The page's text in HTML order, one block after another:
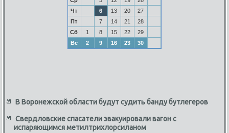
Чт
6 13 20
27
Пт
7 14 21
28
Сб
1 8 15 22
29
Вс
2 9 16 23 30
В Воронежской области будут судить банду бутлегеров
Свердловские спасатели эвакуировали вагон с
испаряющимся метилтрихлорсиланом